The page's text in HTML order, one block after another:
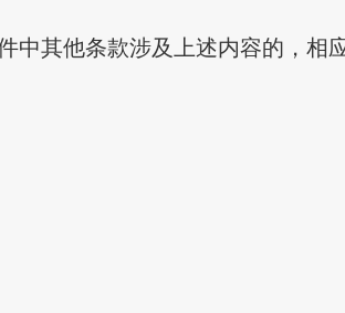
中其他条款涉及上述内容的，相